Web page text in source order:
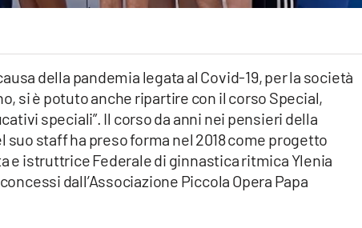
della pandemia legata al Covid-19, per la società
si è potuto anche ripartire con il corso Special,
speciali”. Il corso da anni nei pensieri della
suo staff ha preso forma nel 2018 come progetto
e istruttrice Federale di ginnastica ritmica Ylenia
dall’Associazione Piccola Opera Papa